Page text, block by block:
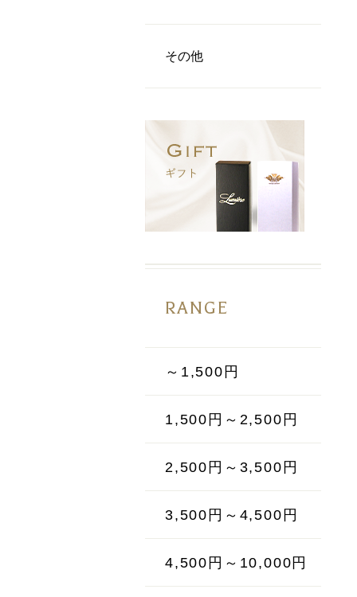
その他
RANGE
～1,500円
1,500円～2,500円
2,500円～3,500円
3,500円～4,500円
4,500円～10,000円